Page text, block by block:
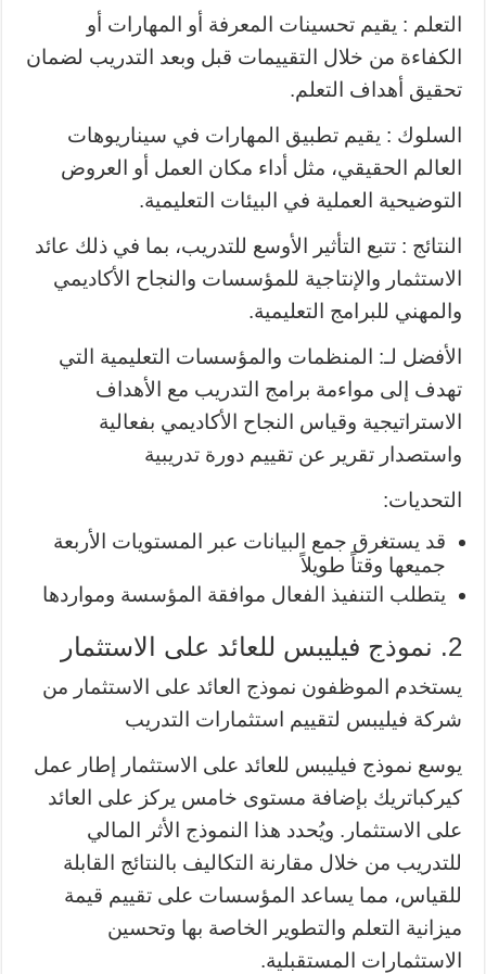
التعلم : يقيم تحسينات المعرفة أو المهارات أو
الكفاءة من خلال التقييمات قبل وبعد التدريب لضمان
تحقيق أهداف التعلم.
السلوك : يقيم تطبيق المهارات في سيناريوهات
العالم الحقيقي، مثل أداء مكان العمل أو العروض
التوضيحية العملية في البيئات التعليمية.
النتائج : تتبع التأثير الأوسع للتدريب، بما في ذلك عائد
الاستثمار والإنتاجية للمؤسسات والنجاح الأكاديمي
والمهني للبرامج التعليمية.
الأفضل لـ: المنظمات والمؤسسات التعليمية التي
تهدف إلى مواءمة برامج التدريب مع الأهداف
الاستراتيجية وقياس النجاح الأكاديمي بفعالية
واستصدار تقرير عن تقييم دورة تدريبية
التحديات:
قد يستغرق جمع البيانات عبر المستويات الأربعة
جميعها وقتاً طويلاً
يتطلب التنفيذ الفعال موافقة المؤسسة ومواردها
2. نموذج فيليبس للعائد على الاستثمار
يستخدم الموظفون نموذج العائد على الاستثمار من
شركة فيليبس لتقييم استثمارات التدريب
يوسع نموذج فيليبس للعائد على الاستثمار إطار عمل
كيركباتريك بإضافة مستوى خامس يركز على العائد
على الاستثمار. ويُحدد هذا النموذج الأثر المالي
للتدريب من خلال مقارنة التكاليف بالنتائج القابلة
للقياس، مما يساعد المؤسسات على تقييم قيمة
ميزانية التعلم والتطوير الخاصة بها وتحسين
الاستثمارات المستقبلية.